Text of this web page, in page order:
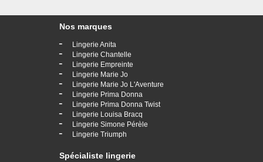
Nos marques
- Lingerie Anita
- Lingerie Chantelle
- Lingerie Empreinte
- Lingerie Marie Jo
- Lingerie Marie Jo L'Aventure
- Lingerie Prima Donna
- Lingerie Prima Donna Twist
- Lingerie Louisa Bracq
- Lingerie Simone Pérèle
- Lingerie Triumph
Spécialiste lingerie